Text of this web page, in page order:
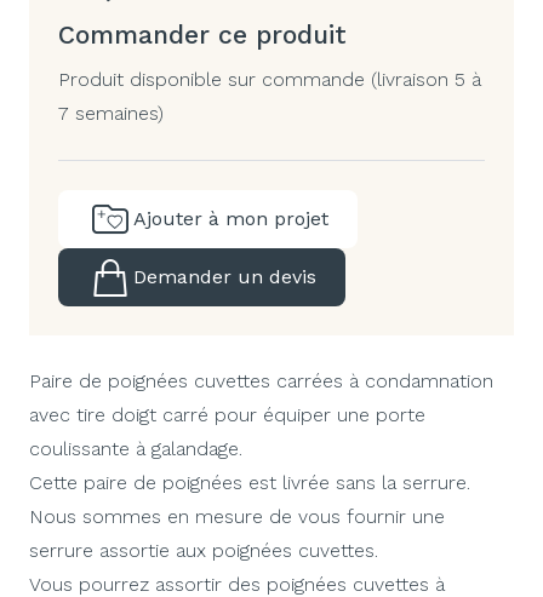
Commander ce produit
Produit disponible sur commande (livraison 5 à
7 semaines)
Ajouter à mon projet
Demander un devis
Paire de poignées cuvettes carrées à condamnation
avec tire doigt carré pour équiper une porte
coulissante à galandage.
Cette paire de poignées est livrée sans la serrure.
Nous sommes en mesure de vous fournir une
serrure assortie aux poignées cuvettes.
Vous pourrez assortir des poignées cuvettes à